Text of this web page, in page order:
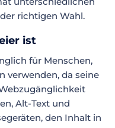
richtigen Wahl.
ist
für Menschen,
verwenden, da seine
Alt-Text und
den Inhalt in